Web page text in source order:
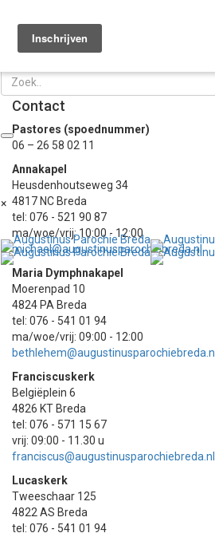
×
Eucharistieviering
Franciscus
Contact
Pastores (spoednummer)
06 – 26 58 02 11
Annakapel
Heusdenhoutseweg 34
4817 NC Breda
tel: 076 - 521 90 87
ma/woe/vrij: 10:00 - 12:00
michael@augustinusparochiebreda.nl
Maria Dymphnakapel
Moerenpad 10
4824 PA Breda
tel: 076 - 541 01 94
ma/woe/vrij: 09:00 - 12:00
bethlehem@augustinusparochiebreda.nl
Franciscuskerk
Belgiëplein 6
4826 KT Breda
tel: 076 - 571 15 67
vrij: 09:00 - 11.30 u
franciscus@augustinusparochiebreda.nl
Lucaskerk
Tweeschaar 125
4822 AS Breda
tel: 076 - 541 01 94